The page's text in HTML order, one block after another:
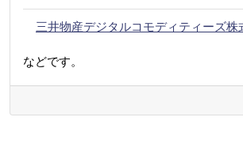
三井物産デジタルコモディティーズ株
などです。